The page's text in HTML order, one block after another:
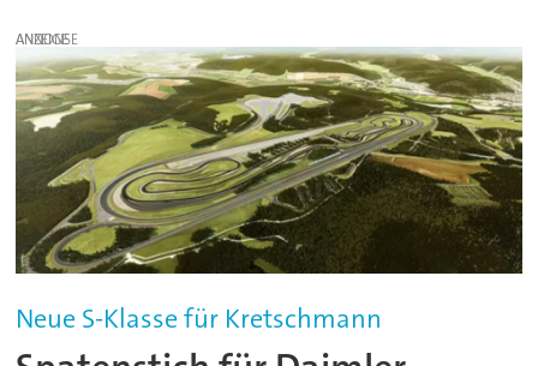
ANZEIGE
Neue S-Klasse für Kretschmann